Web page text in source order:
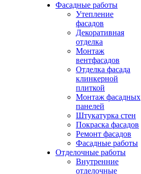
Фасадные работы
Утепление
фасадов
Декоративная
отделка
Монтаж
вентфасадов
Отделка фасада
клинкерной
плиткой
Монтаж фасадных
панелей
Штукатурка стен
Покраска фасадов
Ремонт фасадов
Фасадные работы
Отделочные работы
Внутренние
отделочные